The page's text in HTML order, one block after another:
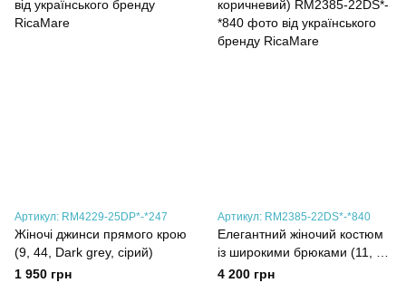
Артикул: RM4229-25DP*-*247
Жіночі джинси прямого крою
(9, 44, Dark grey, сірий)
1 950 грн
Артикул: RM2385-22DS*-*840
Елегантний жіночий костюм
із широкими брюками (11, S,
Taupe, коричневий)
4 200 грн